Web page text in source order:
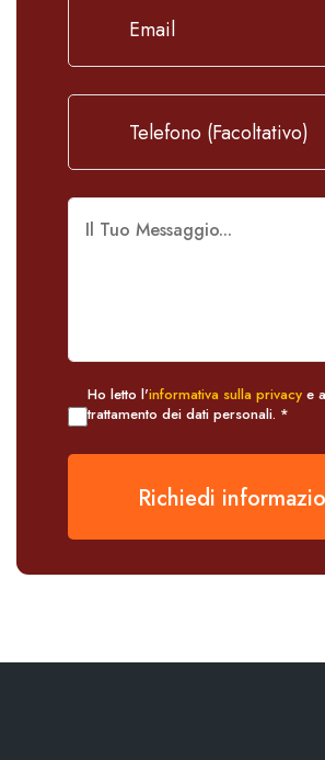
Ho letto l'informativa sulla privacy e
trattamento dei dati personali. *
Richiedi